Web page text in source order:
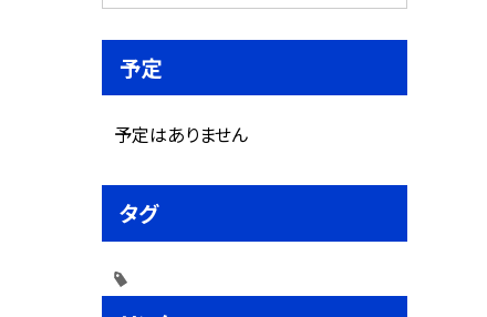
予定
予定はありません
タグ